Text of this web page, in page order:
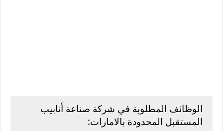
الوظائف المطلوبة في شركة صناعة أنابيب
المستقبل المحدودة بالامارات: